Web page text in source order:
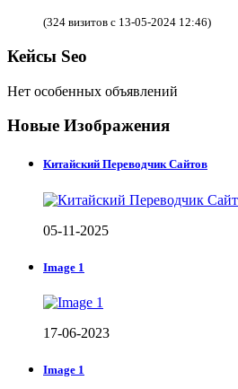
(324 визитов с 13-05-2024 12:46)
Кейсы Seo
Нет особенных объявлений
Новые Изображения
Китайский Переводчик Сайтов
05-11-2025
Image 1
17-06-2023
Image 1